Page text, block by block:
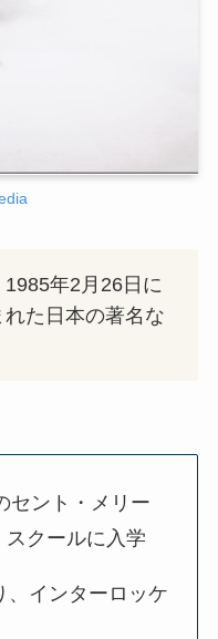
年2月26日に
た日本の著名な
セント・メリー
クールに入学
、インターロッケ